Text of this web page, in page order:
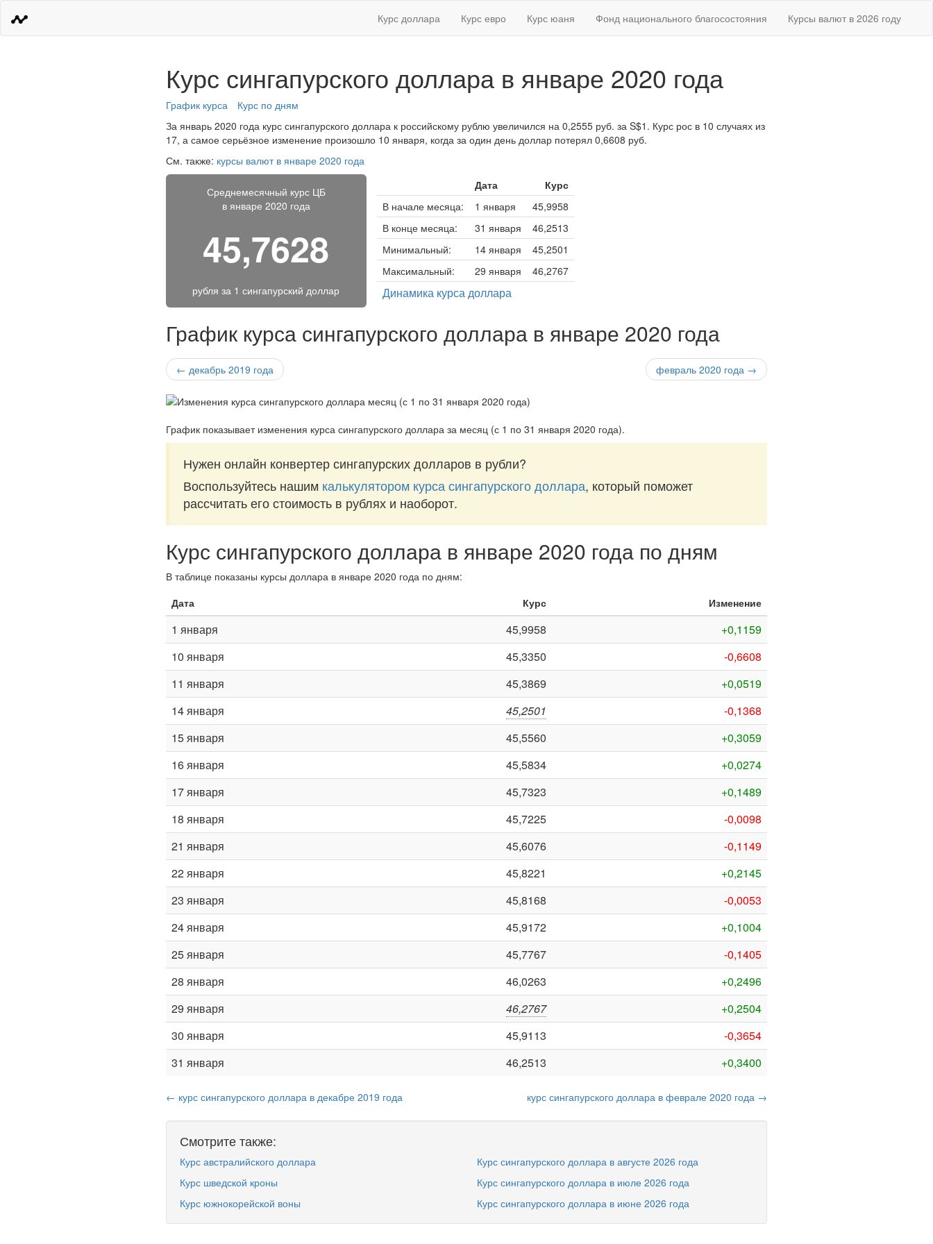
Курс доллара Курс евро Курс юаня Фонд национального благосостояния Курсы валют в 2026 году
Курс сингапурского доллара в январе 2020 года
График курса
Курс по дням
За январь 2020 года курс сингапурского доллара к российскому рублю увеличился на 0,2555 руб. за S$1. Курс рос в 10 случаях из
17, а самое серьёзное изменение произошло 10 января, когда за один день доллар потерял 0,6608 руб.
См. также: курсы валют в январе 2020 года
Среднемесячный курс ЦБ
в январе 2020 года
45,7628
рубля за 1 сингапурский доллар
Дата
Курс
В начале месяца:
1 января
45,9958
В конце месяца:
31 января
46,2513
Минимальный:
14 января
45,2501
Максимальный:
29 января 46,2767
Динамика курса доллара
График курса сингапурского доллара в январе 2020 года
← декабрь 2019 года февраль 2020 года →
График показывает изменения курса сингапурского доллара за месяц (с 1 по 31 января 2020 года).
Нужен онлайн конвертер сингапурских долларов в рубли?
Воспользуйтесь нашим калькулятором курса сингапурского доллара, который поможет
рассчитать его стоимость в рублях и наоборот.
Курс сингапурского доллара в январе 2020 года по дням
В таблице показаны курсы доллара в январе 2020 года по дням:
Дата
Курс Изменение
1 января 45,9958
+0,1159
10 января
45,3350
-0,6608
11 января
45,3869
+0,0519
14 января
45,2501
-0,1368
15 января
45,5560
+0,3059
16 января
45,5834
+0,0274
17 января
45,7323
+0,1489
18 января
45,7225
-0,0098
21 января
45,6076
-0,1149
22 января
45,8221
+0,2145
23 января
45,8168
-0,0053
24 января
45,9172
+0,1004
25 января
45,7767
-0,1405
28 января
46,0263
+0,2496
29 января
46,2767
+0,2504
30 января
45,9113
-0,3654
31 января
46,2513 +0,3400
← курс сингапурского доллара в декабре 2019 года курс сингапурского доллара в феврале 2020 года →
Смотрите также:
Курс австралийского доллара
Курс шведской кроны
Курс южнокорейской воны
Курс сингапурского доллара в августе 2026 года
Курс сингапурского доллара в июле 2026 года
Курс сингапурского доллара в июне 2026 года